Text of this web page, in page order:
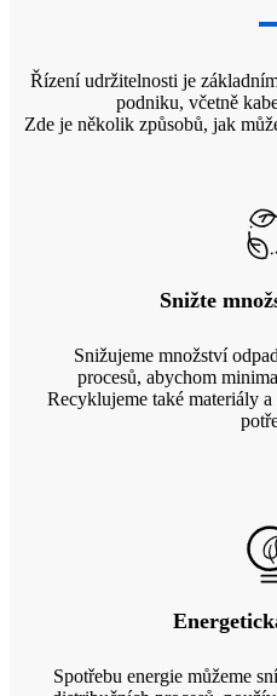
Řízení udržitelnosti je
podniku, včetně
Zde je několik způsobů, jak
Snižte
Snižujeme množství
procesů, abychom
Recyklujeme také materiály
Spotřebu energie můžeme